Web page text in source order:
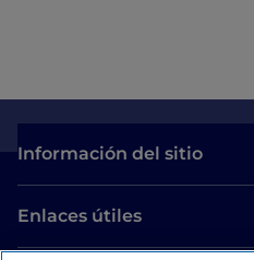
Información del sitio
Enlaces útiles